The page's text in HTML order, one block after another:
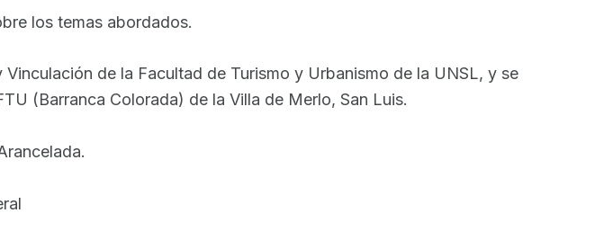
los temas abordados.
de la Facultad de Turismo y Urbanismo de la UNSL, y se
(Barranca Colorada) de la Villa de Merlo, San Luis.